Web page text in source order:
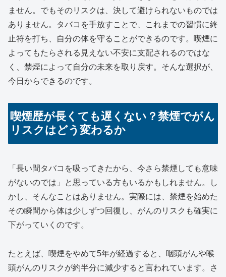
ません。でもそのリスクは、決して避けられないものでは
ありません。タバコを手放すことで、これまでの習慣に終
止符を打ち、自分の体を守ることができるのです。喫煙に
よってもたらされる見えない不安に支配されるのではな
く、禁煙によって自分の未来を取り戻す。そんな選択が、
今日からできるのです。
喫煙歴が長くても遅くない？禁煙でがん
リスクはどう変わるか
「長い間タバコを吸ってきたから、今さら禁煙しても意味
がないのでは」と思っている方もいるかもしれません。し
かし、そんなことはありません。実際には、禁煙を始めた
その瞬間から体は少しずつ回復し、がんのリスクも確実に
下がっていくのです。
たとえば、喫煙をやめて5年が経過すると、咽頭がんや喉
頭がんのリスクが約半分に減少すると言われています。さ